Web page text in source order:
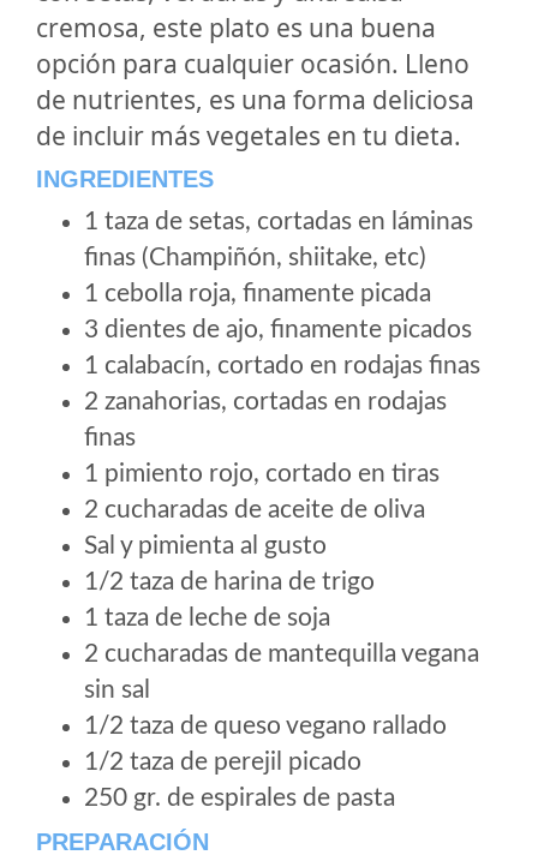
cremosa, este plato es una buena
opción para cualquier ocasión. Lleno
de nutrientes, es una forma deliciosa
de incluir más vegetales en tu dieta.
INGREDIENTES
1 taza de setas, cortadas en láminas
finas (Champiñón, shiitake, etc)
1 cebolla roja, finamente picada
3 dientes de ajo, finamente picados
1 calabacín, cortado en rodajas finas
2 zanahorias, cortadas en rodajas
finas
1 pimiento rojo, cortado en tiras
2 cucharadas de aceite de oliva
Sal y pimienta al gusto
1/2 taza de harina de trigo
1 taza de leche de soja
2 cucharadas de mantequilla vegana
sin sal
1/2 taza de queso vegano rallado
1/2 taza de perejil picado
250 gr. de espirales de pasta
PREPARACIÓN